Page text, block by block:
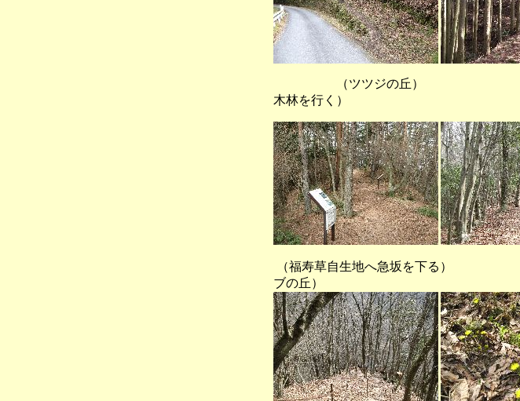
（ツツジの丘） （明
木林を行く）
（福寿草自生地へ急坂を下
ブの丘）